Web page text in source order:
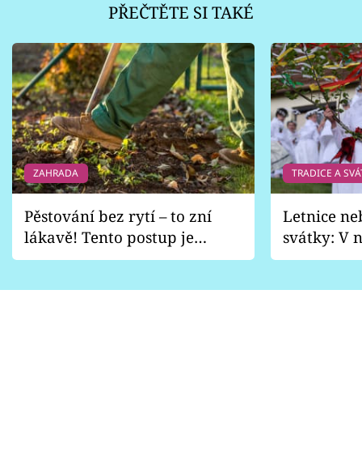
PŘEČTĚTE SI TAKÉ
ZAHRADA
Pěstování bez rytí – to zní
lákavě! Tento postup je
vhodný jen pro některé
TRADICE A
Letnice
svátky: V
pondělí